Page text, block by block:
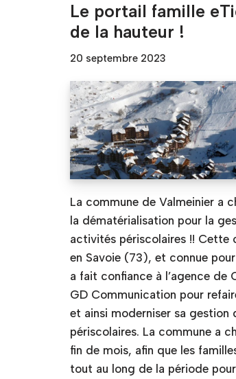
Le portail famille
de la hauteur !
20 septembre 2023
La commune de Valmeinier a
la dématérialisation pour la
activités périscolaires !! Cette
en Savoie (73), et connue
a fait confiance à l’agence de
GD Communication pour
et ainsi moderniser sa gestion
périscolaires. La commune a
fin de mois, afin que les
tout au long de la période